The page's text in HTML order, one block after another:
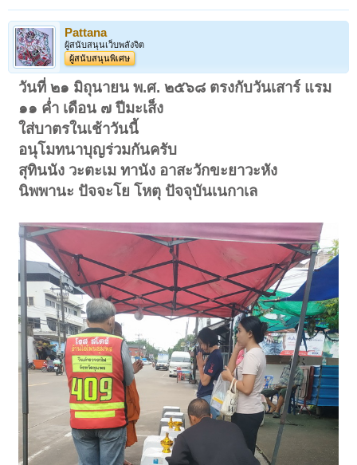
Pattana
ผู้สนับสนุนเว็บพลังจิต
ผู้สนับสนุนพิเศษ
วันที่ ๒๑ มิถุนายน พ.ศ. ๒๕๖๘ ตรงกับวันเสาร์ แรม
๑๑ ค่ำ เดือน ๗ ปีมะเส็ง
ใส่บาตรในเช้าวันนี้
อนุโมทนาบุญร่วมกันครับ
สุทินนัง วะตะเม ทานัง อาสะวักขะยาวะหัง
นิพพานะ ปัจจะโย โหตุ ปัจจุบันเนกาเล